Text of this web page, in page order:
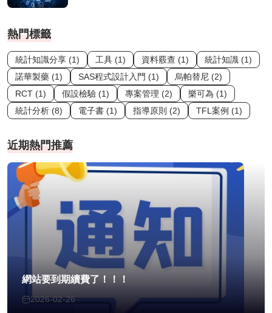
熱門標籤
統計知識分享 (1) 工具 (1) 資料覈查 (1)
統計知識 (1)
諾華製藥 (1)
SAS程式設計入門 (1)
烏帕替尼 (2)
RCT (1)
假設檢驗 (1) 專案管理 (2)
樂可為 (1)
統計分析 (8)
電子書 (1) 指導原則 (2) TFL案例 (1)
近期熱門推薦
網站要到期續費了！！！
2026-02-26